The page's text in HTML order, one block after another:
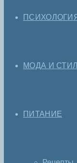
МОДА И
ПИТАНИЕ